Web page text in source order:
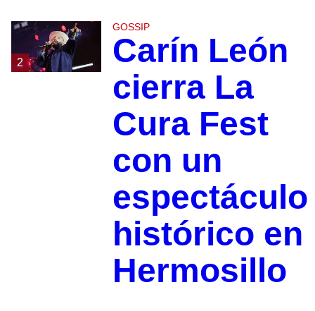
2
GOSSIP
Carín León
cierra La
Cura Fest
con un
espectáculo
histórico en
Hermosillo